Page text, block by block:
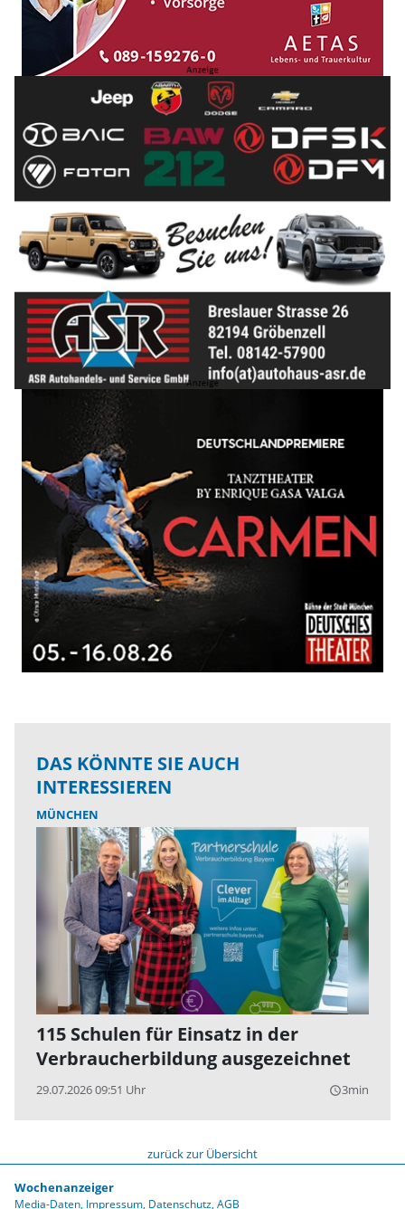
DAS KÖNNTE SIE AUCH
INTERESSIEREN
MÜNCHEN
115 Schulen für Einsatz in der
Verbraucherbildung ausgezeichnet
29.07.2026 09:51 Uhr query_builder3min
zurück zur Übersicht
Wochenanzeiger
Media-Daten Impressum Datenschutz AGB